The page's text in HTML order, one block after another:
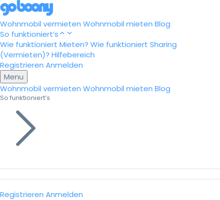
Wohnmobil vermieten Wohnmobil mieten Blog
So funktioniert’s
Wie funktioniert Mieten? Wie funktioniert Sharing
(Vermieten)? Hilfebereich
Registrieren Anmelden
Menu
Wohnmobil vermieten Wohnmobil mieten Blog
So funktioniert’s
Registrieren Anmelden